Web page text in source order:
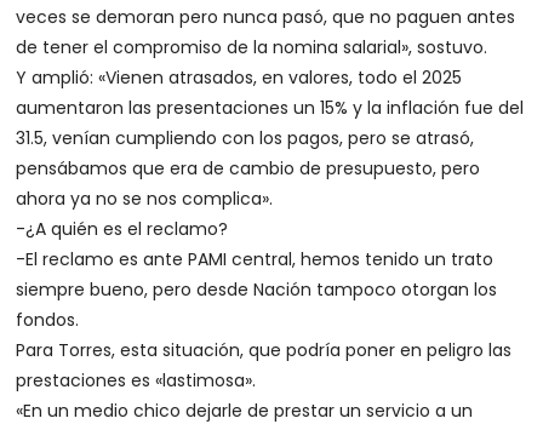
veces se demoran pero nunca pasó, que no paguen antes
de tener el compromiso de la nomina salarial», sostuvo.
Y amplió: «Vienen atrasados, en valores, todo el 2025
aumentaron las presentaciones un 15% y la inflación fue del
31.5, venían cumpliendo con los pagos, pero se atrasó,
pensábamos que era de cambio de presupuesto, pero
ahora ya no se nos complica».
-¿A quién es el reclamo?
-El reclamo es ante PAMI central, hemos tenido un trato
siempre bueno, pero desde Nación tampoco otorgan los
fondos.
Para Torres, esta situación, que podría poner en peligro las
prestaciones es «lastimosa».
«En un medio chico dejarle de prestar un servicio a un